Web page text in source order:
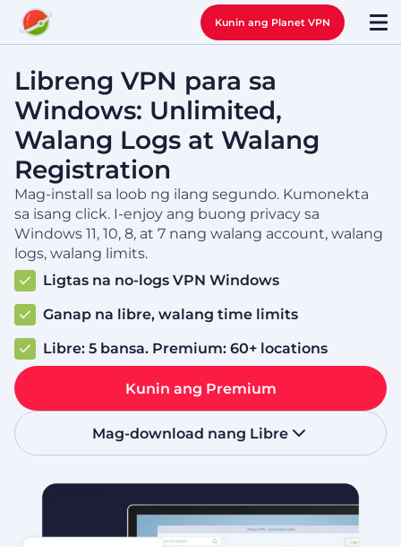
Kunin ang Planet VPN
Libreng VPN para sa
Windows: Unlimited,
Walang Logs at Walang
Registration
Mag-install sa loob ng ilang segundo. Kumonekta
sa isang click. I-enjoy ang buong privacy sa
Windows 11, 10, 8, at 7 nang walang account, walang
logs, walang limits.
Ligtas na no‑logs VPN Windows
Ganap na libre, walang time limits
Libre: 5 bansa. Premium: 60+ locations
Kunin ang Premium
Mag-download nang Libre